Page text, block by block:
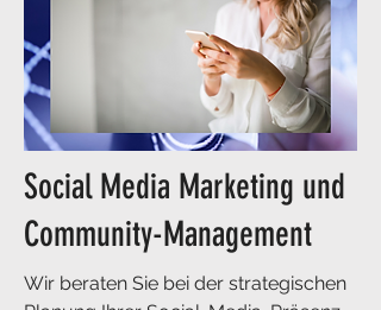
Social Media Marketing und
Community-Management
Wir beraten Sie bei der strategischen